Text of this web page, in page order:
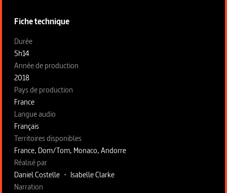
Fiche technique
Fiche technique section gauche
Durée
5h14
Année de production
2018
Pays de production
France
Langue audio
Français
Territoires disponibles
France, Dom/Tom, Monaco, Andorre
Fiche technique section droite
Réalisé par
Daniel Costelle • Isabelle Clarke
Narration